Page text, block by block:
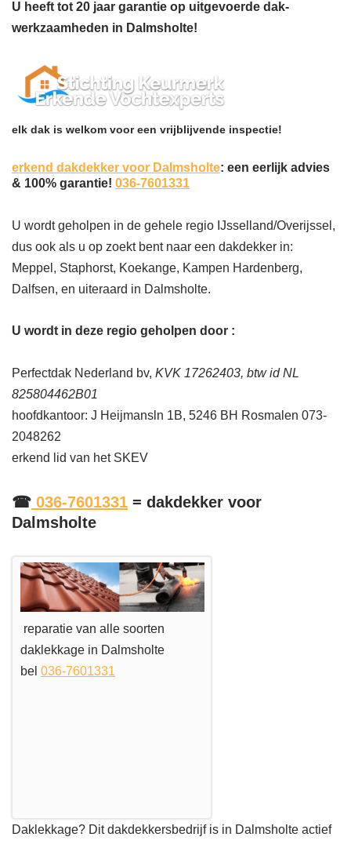
U heeft tot 20 jaar garantie op uitgevoerde dak-
werkzaamheden in Dalmsholte!
elk dak is welkom voor een vrijblijvende inspectie!
erkend dakdekker voor Dalmsholte: een eerlijk advies
& 100% garantie! 036-7601331
U wordt geholpen in de gehele regio IJsselland/Overijssel,
dus ook als u op zoekt bent naar een dakdekker in:
Meppel, Staphorst, Koekange, Kampen Hardenberg,
Dalfsen, en uiteraard in Dalmsholte.
U wordt in deze regio geholpen door :
Perfectdak Nederland bv, KVK 17262403, btw id NL
825804462B01
hoofdkantoor: J Heijmansln 1B, 5246 BH Rosmalen 073-
2048262
erkend lid van het SKEV
☎ 036-7601331 = dakdekker voor
Dalmsholte
reparatie van alle soorten
daklekkage in Dalmsholte
bel 036-7601331
Daklekkage? Dit dakdekkersbedrijf is in Dalmsholte actief